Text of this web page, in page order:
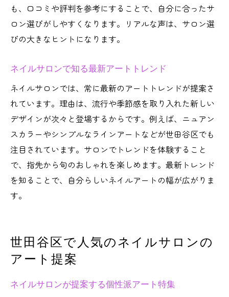
も、口コミや評判を参考にすることで、自分に合ったサ
ロン選びがしやすくなります。リアルな声は、サロン選
びの大きなヒントになります。
ネイルサロンで知る最新アートトレンド
ネイルサロンでは、常に最新のアートトレンドが提案さ
れています。理由は、流行や季節感を取り入れた新しい
デザインが次々と登場するからです。例えば、ニュアン
スカラーやシンプルなラインアートなどが世田谷区でも
注目されています。サロンでトレンドを体験すること
で、指先から旬のおしゃれを楽しめます。最新トレンド
を知ることで、自分らしいネイルアートの幅が広がりま
す。
世田谷区で人気のネイルサロンの
アート提案
ネイルサロンが提案する個性派アート特集